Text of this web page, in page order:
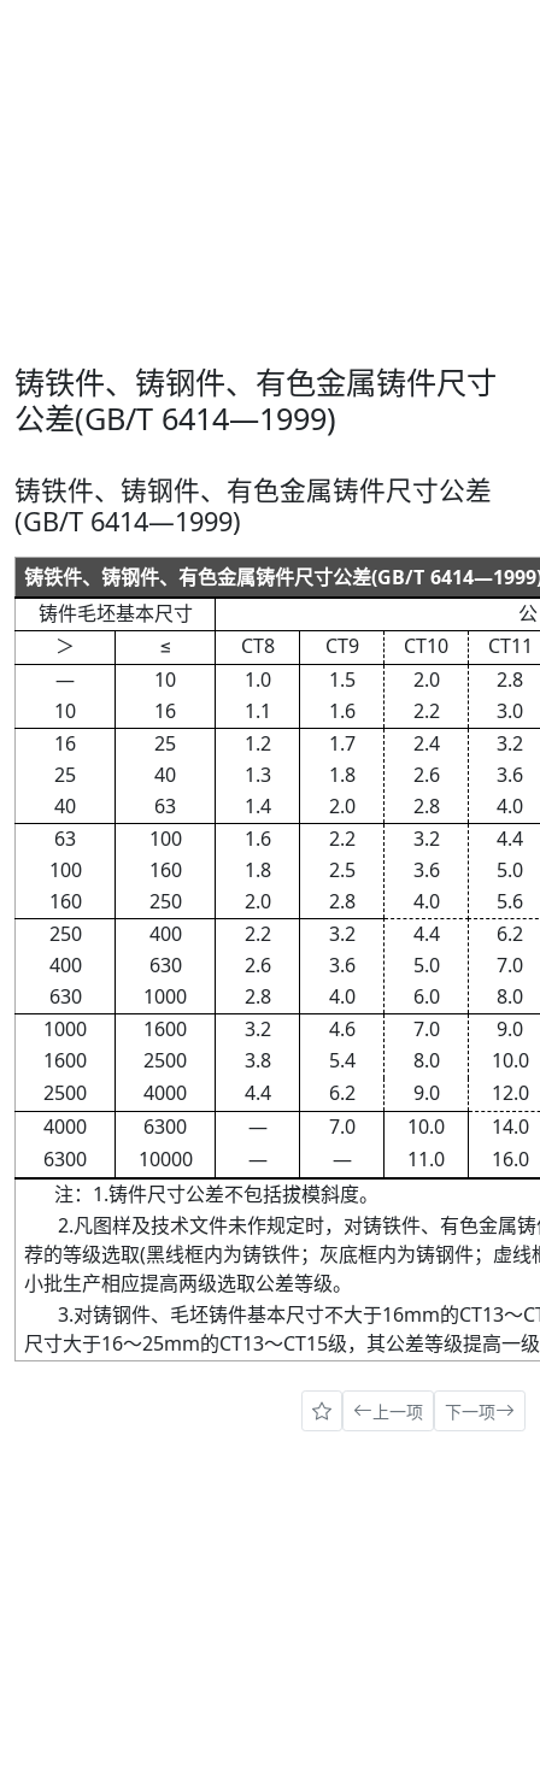
铸铁件、铸钢件、有色金属铸件尺寸
公差(GB/T 6414—1999)
铸铁件、铸钢件、有色金属铸件尺寸公差
(GB/T 6414—1999)
铸铁件、铸钢件、有色金属铸件尺寸公差(GB/T 6414—1999
铸件毛坯基本尺寸
公
＞
≤ CT8 CT9 CT10
CT11
—
10
10
16
1.0
1.1
1.5
1.6
2.0
2.2
2.8
3.0
16
25
40
25
40
63
1.2
1.3
1.4
1.7
1.8
2.0
2.4
2.6
2.8
3.2
3.6
4.0
63
100
160
100
160
250
1.6
1.8
2.0
2.2
2.5
2.8
3.2
3.6
4.0
4.4
5.0
5.6
250
400
630
400
630
1000
2.2
2.6
2.8
3.2
3.6
4.0
4.4
5.0
6.0
6.2
7.0
8.0
1000
1600
1600
2500
3.2
3.8
4.6
5.4
7.0
8.0
9.0
10.0
2500
4000 4.4 6.2 9.0 12.0
4000
6300 — 7.0 10.0 14.0
6300
10000 — — 11.0 16.0
注： 1.铸件尺寸公差不包括拔模斜度。
2.凡图样及技术文件未作规定时，对铸铁件、有色金属
荐的等级选取(黑线框内为铸铁件；灰底框内为铸钢件；虚
小批生产相应提高两级选取公差等级。
3.对铸钢件、毛坯铸件基本尺寸不大于16mm的CT13～
尺寸大于16～25mm的CT13～CT15级，其公差等级提高一
上一项 下一项